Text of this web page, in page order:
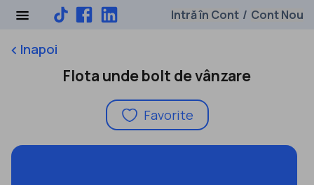
Intră în Cont / Cont Nou
keyboard_arrow_leftInapoi
Flota unde bolt de vânzare
Favorite